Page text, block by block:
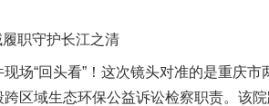
职守护长江之清
“回头看”！这次镜头对准的是重庆市
区域生态环保公益诉讼检察职责。该